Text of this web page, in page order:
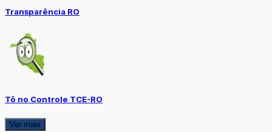
Transparência RO
Tô no Controle TCE-RO
Ver mais